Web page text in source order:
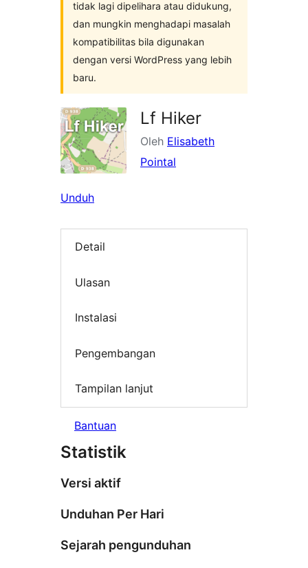
tidak lagi dipelihara atau didukung,
dan mungkin menghadapi masalah
kompatibilitas bila digunakan
dengan versi WordPress yang lebih
baru.
Lf Hiker
Oleh Elisabeth
Pointal
Unduh
Detail
Ulasan
Instalasi
Pengembangan
Tampilan lanjut
Bantuan
Statistik
Versi aktif
Unduhan Per Hari
Sejarah pengunduhan